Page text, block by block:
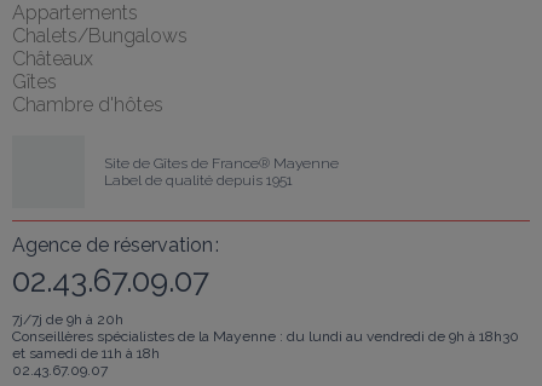
Appartements
Chalets/Bungalows
Châteaux
Gîtes
Chambre d'hôtes
Site de Gîtes de France® Mayenne
Label de qualité depuis 1951
Agence de réservation :
02.43.67.09.07
7j/7j de 9h à 20h
Conseillères spécialistes de la Mayenne : du lundi au vendredi de 9h à 18h30
et samedi de 11h à 18h
02.43.67.09.07